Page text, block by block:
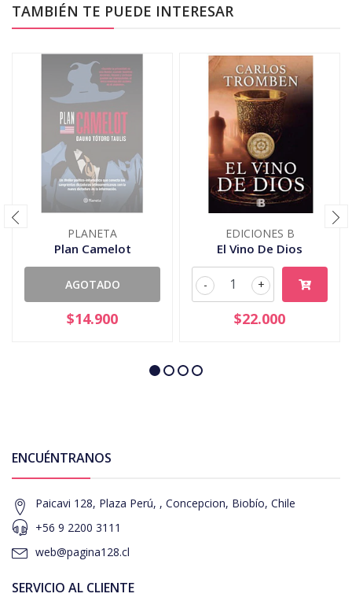
TAMBIÉN TE PUEDE INTERESAR
PLANETA
Plan Camelot
AGOTADO
$14.900
EDICIONES B
El Vino De Dios
+
-
$22.000
ENCUÉNTRANOS
Paicavi 128, Plaza Perú, , Concepcion, Biobío, Chile
+56 9 2200 3111
web@pagina128.cl
SERVICIO AL CLIENTE